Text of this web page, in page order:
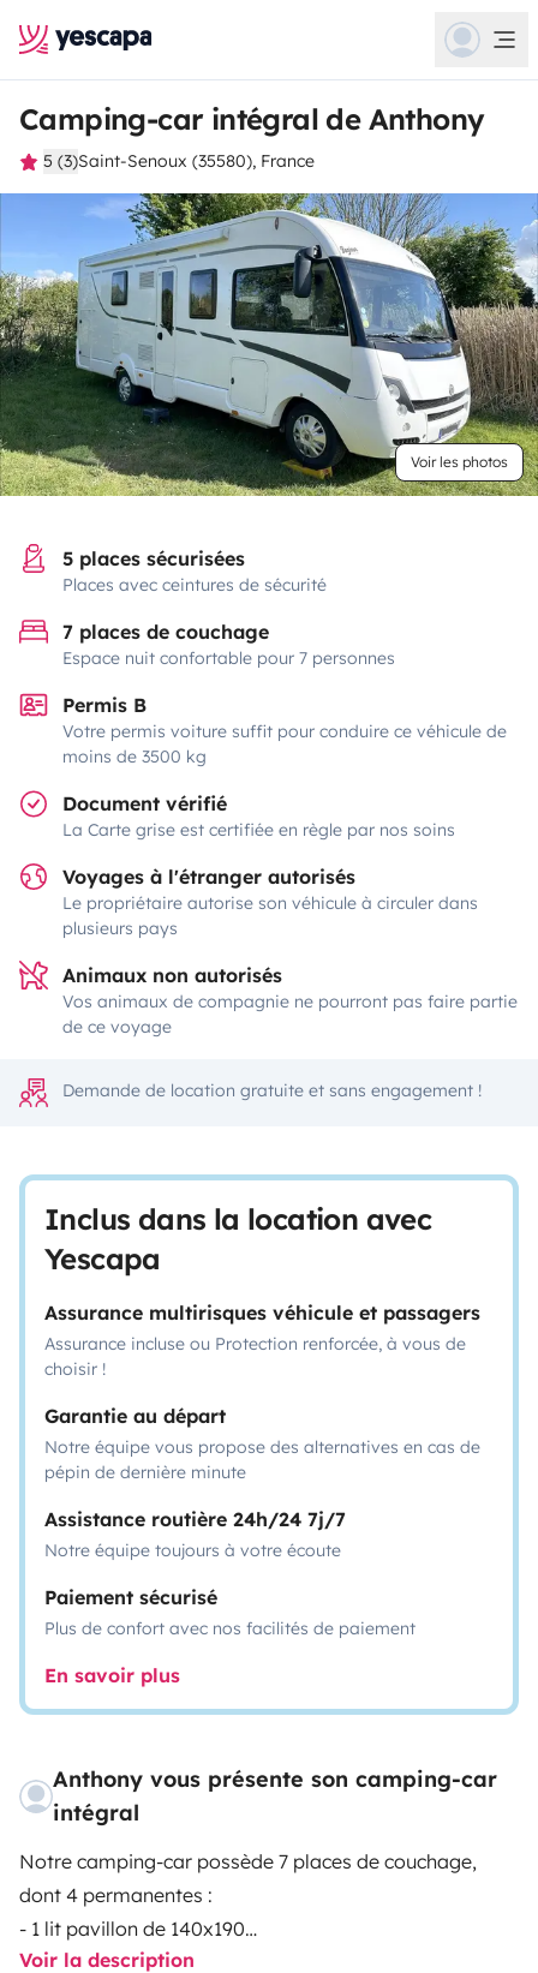
Camping-car intégral de Anthony
5 (3)Saint-Senoux (35580), France
Voir les photos
5 places sécurisées
Places avec ceintures de sécurité
7 places de couchage
Espace nuit confortable pour 7 personnes
Permis B
Votre permis voiture suffit pour conduire ce véhicule de
moins de 3500 kg
Document vérifié
La Carte grise est certifiée en règle par nos soins
Voyages à l'étranger autorisés
Le propriétaire autorise son véhicule à circuler dans
plusieurs pays
Animaux non autorisés
Vos animaux de compagnie ne pourront pas faire partie
de ce voyage
Demande de location gratuite et sans engagement !
Inclus dans la location avec
Yescapa
Assurance multirisques véhicule et passagers
Assurance incluse ou Protection renforcée, à vous de
choisir !
Garantie au départ
Notre équipe vous propose des alternatives en cas de
pépin de dernière minute
Assistance routière 24h/24 7j/7
Notre équipe toujours à votre écoute
Paiement sécurisé
Plus de confort avec nos facilités de paiement
En savoir plus
Anthony vous présente son camping-car
intégral
Notre camping-car possède 7 places de couchage,
dont 4 permanentes :
- 1 lit pavillon de 140x190
- 2 lits superposés de 90x220
Voir la description